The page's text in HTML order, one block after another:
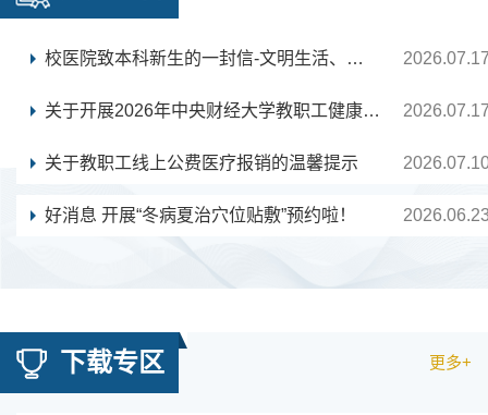
校医院致本科新生的一封信-文明生活、健康成才
关于开展2026年中央财经大学教职工健康体检的通知
关于教职工线上公费医疗报销的温馨提示
好消息 开展“冬病夏治穴位贴敷”预约啦！
下载专区 更多+